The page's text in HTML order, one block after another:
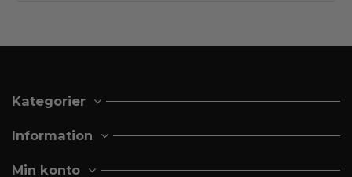
Kategorier
Information
Min konto